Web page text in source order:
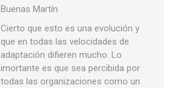
Buenas Martín.
Cierto que esto es una evolución y
que en todas las velocidades de
adaptación difieren mucho. Lo
imortante es que sea percibida por
todas las organizaciones como un